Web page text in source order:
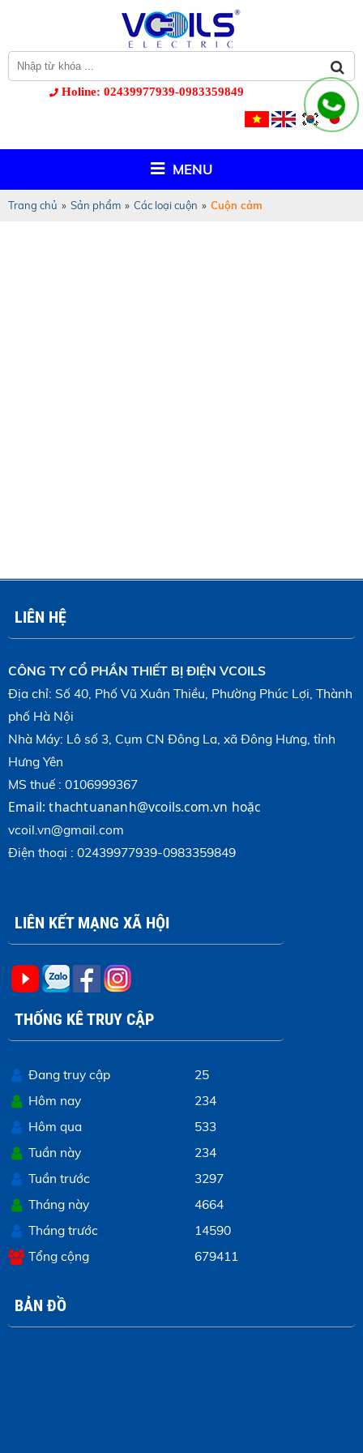
Holine: 02439977939-0983359849
MENU
Trang chủ » Sản phẩm » Các loại cuộn » Cuộn cảm
LIÊN HỆ
CÔNG TY CỔ PHẦN THIẾT BỊ ĐIỆN VCOILS
Địa chỉ: Số 40, Phố Vũ Xuân Thiều, Phường Phúc Lợi, Thành
phố Hà Nội
Nhà Máy: Lô số 3, Cụm CN Đông La, xã Đông Hưng, tỉnh
Hưng Yên
MS thuế : 0106999367
Email: thachtuananh@vcoils.com.vn
vcoil.vn@gmail.com
Điện thoại : 02439977939-0983359849
LIÊN KẾT MẠNG XÃ HỘI
THỐNG KÊ TRUY CẬP
Đang truy cập
25
Hôm nay
234
Hôm qua
533
Tuần này
234
Tuần trước
3297
Tháng này
4664
Tháng trước
14590
Tổng cộng
679411
BẢN ĐỒ